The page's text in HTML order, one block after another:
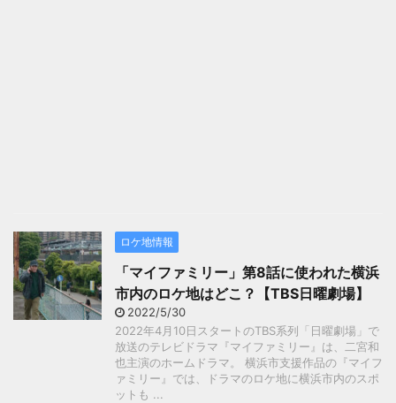
ロケ地情報
「マイファミリー」第8話に使われた横浜
市内のロケ地はどこ？【TBS日曜劇場】
2022/5/30
2022年4月10日スタートのTBS系列「日曜劇場」で
放送のテレビドラマ『マイファミリー』は、二宮和
也主演のホームドラマ。 横浜市支援作品の『マイフ
ァミリー』では、ドラマのロケ地に横浜市内のスポ
ットも ...